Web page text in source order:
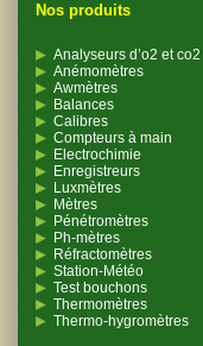
Nos produits
Analyseurs d’o2 et co2
Anémomètres
Awmètres
Balances
Calibres
Compteurs à main
Electrochimie
Enregistreurs
Luxmètres
Mètres
Pénétromètres
Ph-mètres
Réfractomètres
Station-Météo
Test bouchons
Thermomètres
Thermo-hygromètres